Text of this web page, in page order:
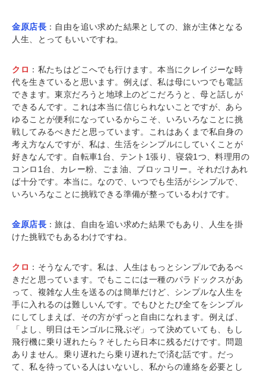
金原店長 ：自由を追い求めた結果としての、旅が主体となる
人生、とってもいいですね。
クロ ：私たちはどこへでも行けます。本当にクレイジーな時
代を生きていると思います。例えば、私は母にいつでも電話
できます。東京だろうと地球上のどこだろうと、母と話しが
できるんです。これは本当に信じられないことですが、あら
ゆることが便利になっているからこそ、いろいろなことに挑
戦してみるべきだと思っています。これはあくまで私自身の
考え方なんですが、私は、生活をシンプルにしていくことが
好きなんです。自転車1台、テント1張り、寝袋1つ、料理用の
コンロ1台、カレー粉、ごま油、ブロッコリー。それだけあれ
ば十分です。本当に。なので、いつでも生活がシンプルで、
いろいろなことに挑戦できる準備が整っているわけです。
金原店長 ：旅は、自由を追い求めた結果でもあり、人生を掛
けた挑戦でもあるわけですね。
クロ ：そうなんです。私は、人生はもっとシンプルであるべ
きだと思っています。でもここには一種のパラドックスがあ
って、複雑な人生を送るのは簡単だけど、シンプルな人生を
手に入れるのは難しいんです。でもひとたび全てをシンプル
にしてしまえば、その方がずっと自由になれます。例えば、
「よし、明日はモンゴルに飛ぶぞ」って決めていても、もし
飛行機に乗り遅れたら？そしたら日本に残るだけです。問題
ありません。乗り遅れたら乗り遅れたで済む話です。だっ
て、私を待っている人はいないし、私からの連絡を必要とし